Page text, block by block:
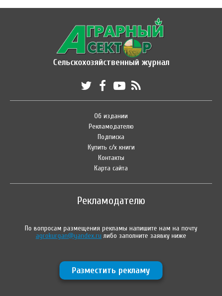
Сельскохозяйственный журнал
Об издании
Рекламодателю
Подписка
Купить с/х книги
Контакты
Карта сайта
Рекламодателю
По вопросам размещения рекламы напишите нам на почту
agrokurgan@yandex.ru либо заполните заявку ниже
Разместить рекламу